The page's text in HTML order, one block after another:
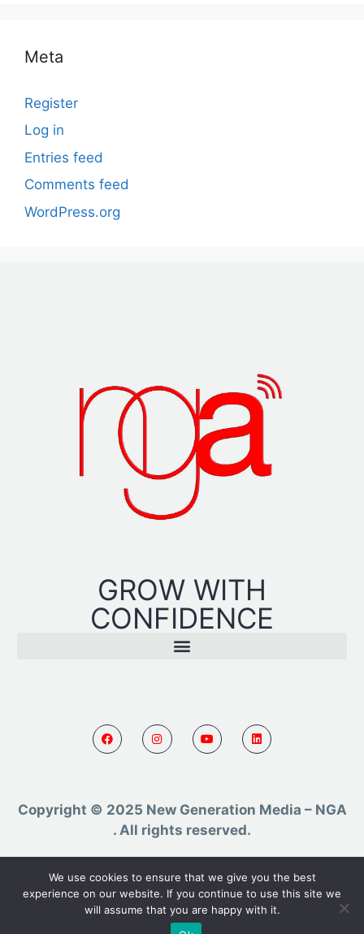
Meta
Register
Log in
Entries feed
Comments feed
WordPress.org
GROW WITH
CONFIDENCE
Copyright © 2025 New Generation Media – NGA
. All rights reserved.
Powered by AR TMC
We use cookies to ensure that we give you the best
experience on our website. If you continue to use this site we
will assume that you are happy with it.